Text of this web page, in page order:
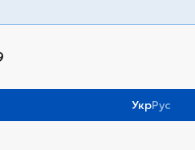
УкрРус